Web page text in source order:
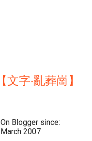
【文字‧亂葬崗】
On Blogger since:
March 2007